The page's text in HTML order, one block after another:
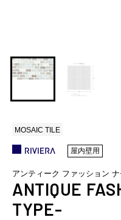
MOSAIC TILE
屋内壁用
アンティーク ファッション
ANTIQUE
TYPE-